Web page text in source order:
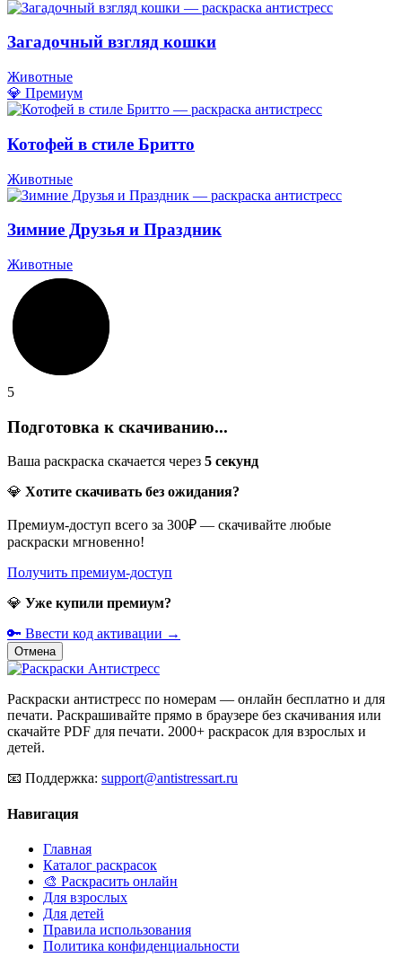
Загадочный взгляд кошки
Животные
💎 Премиум
Котофей в стиле Бритто
Животные
Зимние Друзья и Праздник
Животные
5
Подготовка к скачиванию...
Ваша раскраска скачается через 5 секунд
💎 Хотите скачивать без ожидания?
Премиум-доступ всего за 300₽ — скачивайте любые
раскраски мгновенно!
Получить премиум-доступ
💎 Уже купили премиум?
🔑 Ввести код активации →
Отмена
Раскраски антистресс по номерам — онлайн бесплатно и для
печати. Раскрашивайте прямо в браузере без скачивания или
скачайте PDF для печати. 2000+ раскрасок для взрослых и
детей.
📧 Поддержка: support@antistressart.ru
Навигация
Главная
Каталог раскрасок
🎨 Раскрасить онлайн
Для взрослых
Для детей
Правила использования
Политика конфиденциальности